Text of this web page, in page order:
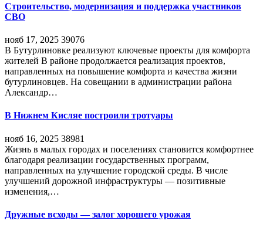
Строительство, модернизация и поддержка участников
СВО
нояб 17, 2025 39076
В Бутурлиновке реализуют ключевые проекты для комфорта
жителей В районе продолжается реализация проектов,
направленных на повышение комфорта и качества жизни
бутурлиновцев. На совещании в администрации района
Александр…
В Нижнем Кисляе построили тротуары
нояб 16, 2025 38981
Жизнь в малых городах и поселениях становится комфортнее
благодаря реализации государственных программ,
направленных на улучшение городской среды. В числе
улучшений дорожной инфраструктуры — позитивные
изменения,…
Дружные всходы — залог хорошего урожая